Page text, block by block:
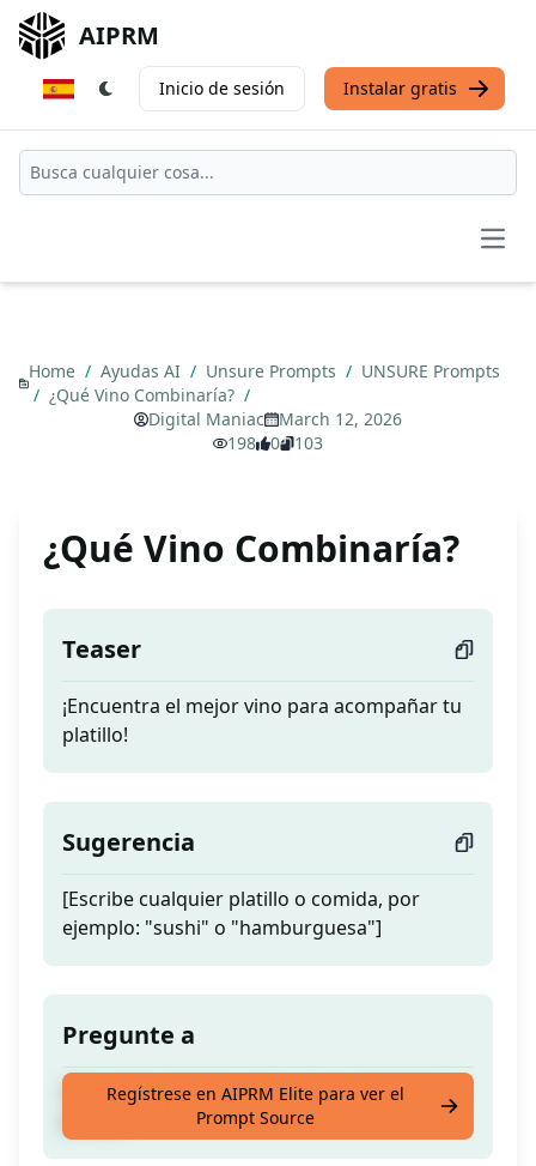
AIPRM
Inicio de sesión Instalar gratis
Home / Ayudas AI / Unsure Prompts / UNSURE Prompts
/ ¿Qué Vino Combinaría? /
Digital Maniac
March 12, 2026
198
0 103
¿Qué Vino Combinaría?
Teaser
¡Encuentra el mejor vino para acompañar tu
platillo!
Sugerencia
[Escribe cualquier platillo o comida, por
ejemplo: "sushi" o "hamburguesa"]
Pregunte a
¡Encuentra el mejor vino para acompañar tu
Regístrese en AIPRM Elite para ver el
Prompt Source